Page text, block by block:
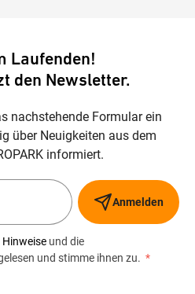
Laufenden!
den Newsletter.
nachstehende Formular ein
über Neuigkeiten aus dem
informiert.
Anmelden
und die
und stimme ihnen zu. *